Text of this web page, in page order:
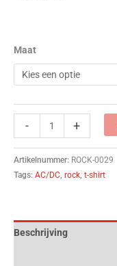
Maat
- +
Artikelnummer: ROCK-0029
Tags: AC/DC, rock, t-shirt
Beschrijving